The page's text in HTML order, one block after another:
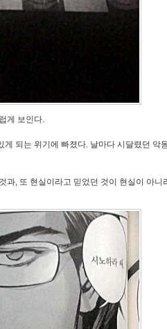
게 보인다.
되는 위기에 빠졌다. 날마다 시달렸던 악
과, 또 현실이라고 믿었던 것이 현실이 아니